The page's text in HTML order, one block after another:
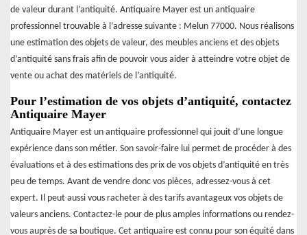
de valeur durant l’antiquité. Antiquaire Mayer est un antiquaire
professionnel trouvable à l’adresse suivante : Melun 77000. Nous réalisons
une estimation des objets de valeur, des meubles anciens et des objets
d’antiquité sans frais afin de pouvoir vous aider à atteindre votre objet de
vente ou achat des matériels de l’antiquité.
Pour l’estimation de vos objets d’antiquité, contactez
Antiquaire Mayer
Antiquaire Mayer est un antiquaire professionnel qui jouit d’une longue
expérience dans son métier. Son savoir-faire lui permet de procéder à des
évaluations et à des estimations des prix de vos objets d’antiquité en très
peu de temps. Avant de vendre donc vos pièces, adressez-vous à cet
expert. Il peut aussi vous racheter à des tarifs avantageux vos objets de
valeurs anciens. Contactez-le pour de plus amples informations ou rendez-
vous auprès de sa boutique. Cet antiquaire est connu pour son équité dans